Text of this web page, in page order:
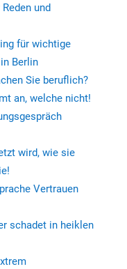
und
für wichtige
Berlin
Sie beruflich?
an, welche nicht!
wird, wie sie
Vertrauen
schadet in heiklen